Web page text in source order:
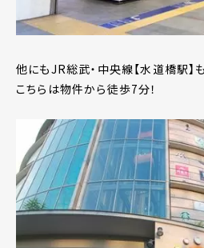
他にもJR総武・中央線【水道橋駅】
こちらは物件から徒歩7分！